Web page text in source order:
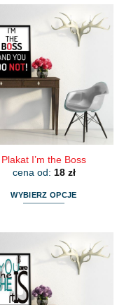
Plakat I’m the Boss
cena od: 18 zł
WYBIERZ OPCJE
wiele
wariantów.
Opcje
można